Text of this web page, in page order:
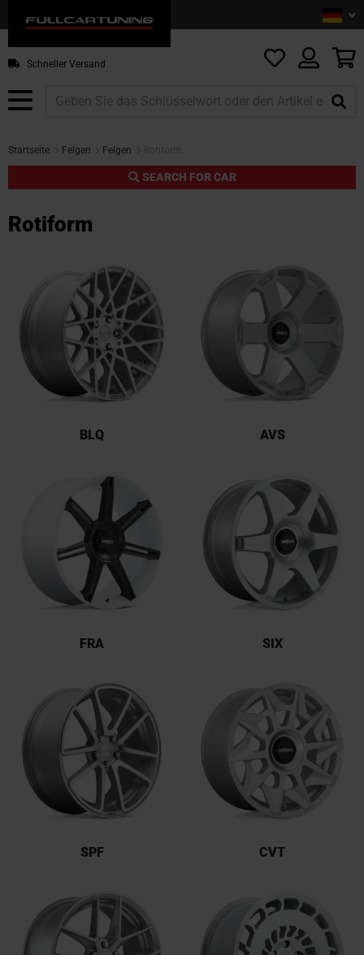
Schneller Versand
Startseite Felgen Felgen
SEARCH FOR CAR
Rotiform
BLQ AVS
FRA SIX
SPF CVT